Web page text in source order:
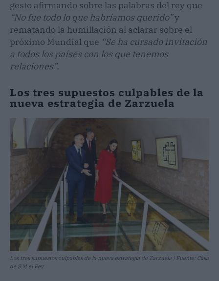
gesto afirmando sobre las palabras del rey que
“No fue todo lo que habríamos querido”y
rematando la humillación al aclarar sobre el
próximo Mundial que “Se ha cursado invitación
a todos los países con los que tenemos
relaciones”.
Los tres supuestos culpables de la
nueva estrategia de Zarzuela
Los tres supuestos culpables de la nueva estrategia de Zarzuela | Fuente: Casa
de S.M el Rey